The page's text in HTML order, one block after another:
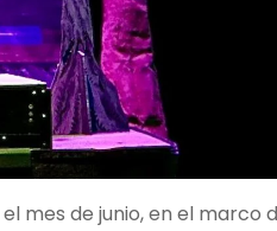
mes de junio, en el marco